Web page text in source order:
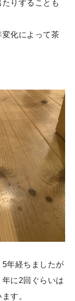
りすることも
化によって茶
5年経ちましたが
に2回ぐらいは
す。